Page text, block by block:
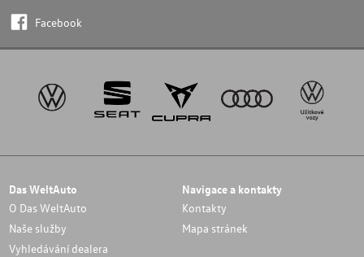
Facebook
Das WeltAuto
O Das WeltAuto
Naše služby
Vyhledávání dealera
Navigace a kontakty
Kontakty
Mapa stránek